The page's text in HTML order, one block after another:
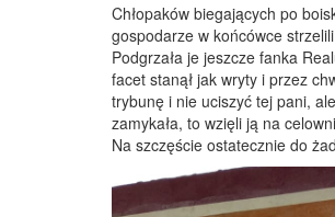
Chłopaków biegających po
gospodarze w końcówce
Podgrzała je jeszcze fanka
facet stanął jak wryty i przez
trybunę i nie uciszyć tej pani,
zamykała, to wzięli ją na
Na szczęście ostatecznie do